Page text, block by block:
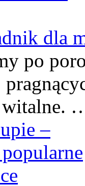
dla
po
witalne.